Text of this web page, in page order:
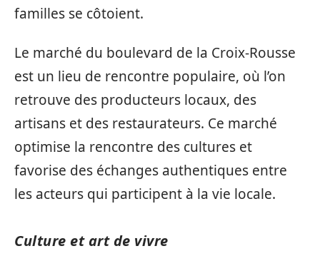
familles se côtoient.
Le marché du boulevard de la Croix-Rousse
est un lieu de rencontre populaire, où l’on
retrouve des producteurs locaux, des
artisans et des restaurateurs. Ce marché
optimise la rencontre des cultures et
favorise des échanges authentiques entre
les acteurs qui participent à la vie locale.
Culture et art de vivre